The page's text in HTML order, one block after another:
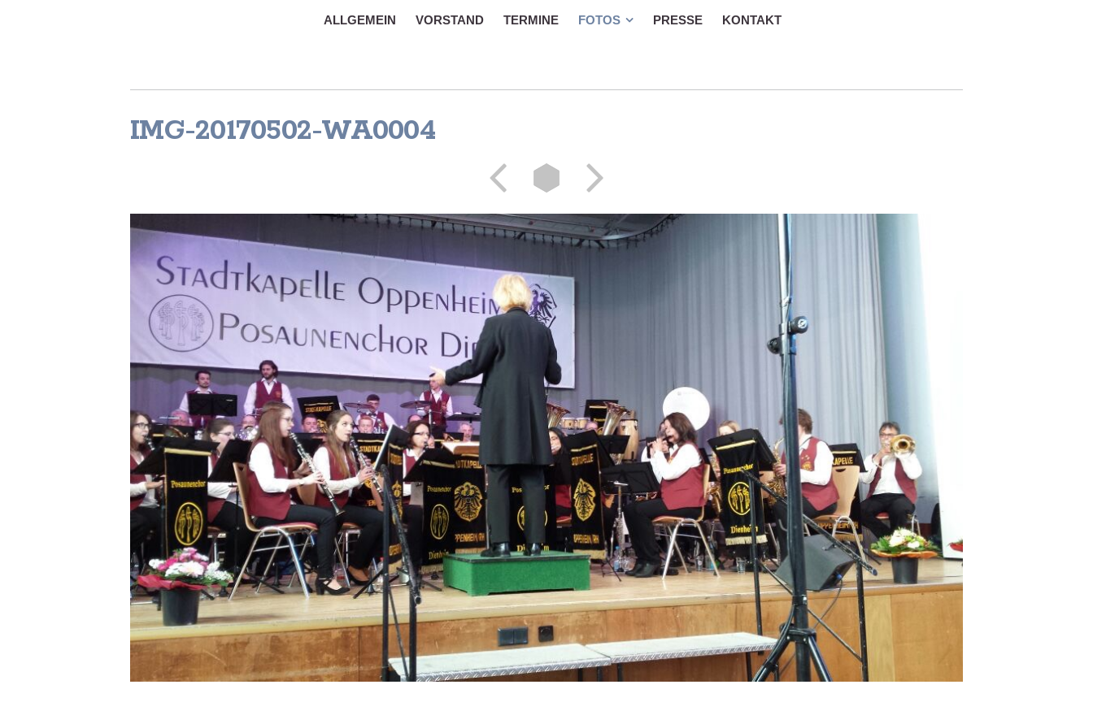
ALLGEMEIN VORSTAND TERMINE FOTOS PRESSE KONTAKT
IMG-20170502-WA0004